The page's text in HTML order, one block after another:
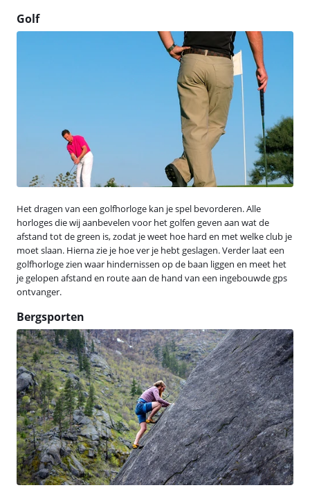
Golf
Het dragen van een golfhorloge kan je spel bevorderen. Alle
horloges die wij aanbevelen voor het golfen geven aan wat de
afstand tot de green is, zodat je weet hoe hard en met welke club je
moet slaan. Hierna zie je hoe ver je hebt geslagen. Verder laat een
golfhorloge zien waar hindernissen op de baan liggen en meet het
je gelopen afstand en route aan de hand van een ingebouwde gps
ontvanger.
Bergsporten